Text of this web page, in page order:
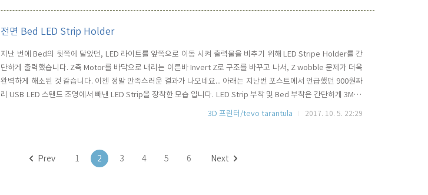
전면 Bed LED Strip Holder
지난 번에 Bed의 뒷쪽에 달았던, LED 라이트를 앞쪽으로 이동 시켜 출력물을 비추기 위해 LED Stripe Holder를 간
단하게 출력했습니다. Z축 Motor를 바닥으로 내리는 이른바 Invert Z로 구조를 바꾸고 나서, Z wobble 문제가 더욱
완벽하게 해소된 것 같습니다. 이젠 정말 만족스러운 결과가 나오네요... 아래는 지난번 포스트에서 언급했던 900원짜
리 USB LED 스탠드 조명에서 빼낸 LED Strip을 장착한 모습 입니다. LED Strip 부착 및 Bed 부착은 간단하게 3M 초
강력 양면 테이프를 이용했구요.. 아래는 적용 예 입니다. 사진에 모델은 누구나 한번쯤은 뽑아보는 3D Benchy... 이젠
3D 프린터/tevo tarantula 2017. 10. 5. 22:29
Prev 1 2 3 4 5 6 Next